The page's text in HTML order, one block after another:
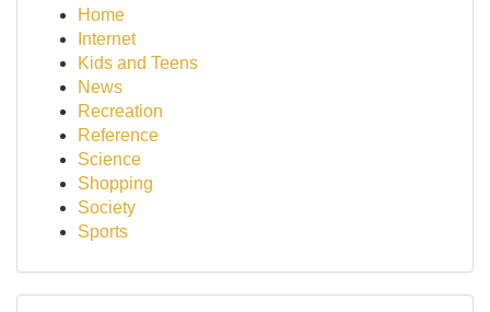
Home
Internet
Kids and Teens
News
Recreation
Reference
Science
Shopping
Society
Sports